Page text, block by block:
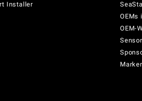
Installer
OEMs
OEM-